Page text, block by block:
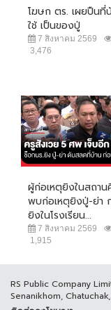
โฆษก ตร. เผยปืนที่
ใช้ เป็นของปู่
7 สิงหาคม 2569
3,476
ผู้ก่อเหตุยิงในสถา
พบก่อเหตุยิงปู่-ย่า
ยิงในโรงเรียน...
7 สิงหาคม 2569
1,915
RS Public Company
Senanikhom,